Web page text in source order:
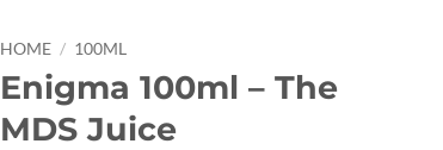
HOME / 100ML
Enigma 100ml – The
MDS Juice